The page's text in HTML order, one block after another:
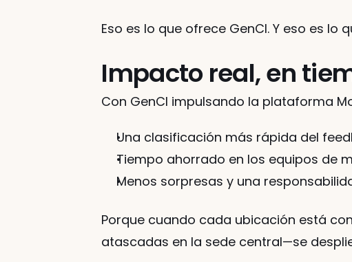
Eso es lo que ofrece GenCI. Y eso es
Impacto real, en
Con GenCI impulsando la plataforma
Una clasificación más rápida del
Tiempo ahorrado en los equipos de
Menos sorpresas y una
Porque cuando cada ubicación está
atascadas en la sede central—se